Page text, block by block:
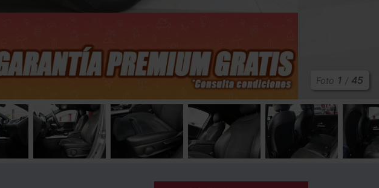
Foto 1 / 45